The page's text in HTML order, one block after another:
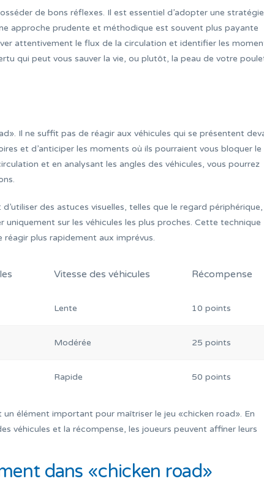
de bons réflexes. Il est essentiel d’adopter une stratégie
approche prudente et méthodique est souvent plus payante
attentivement le flux de la circulation et identifier les
qui peut vous sauver la vie, ou plutôt, la peau de votre
Il ne suffit pas de réagir aux véhicules qui se présentent
et d’anticiper les moments où ils pourraient vous bloquer le
et en analysant les angles des véhicules, vous pourrez
des astuces visuelles, telles que le regard périphérique,
uniquement sur les véhicules les plus proches. Cette technique
réagir plus rapidement aux imprévus.
Vitesse des véhicules Récompense
Lente 10 points
Modérée 25 points
Rapide 50 points
élément important pour maîtriser le jeu «chicken road». En
véhicules et la récompense, les joueurs peuvent affiner leurs
dans «chicken road»